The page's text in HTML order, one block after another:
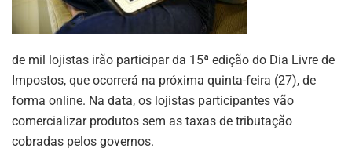
de mil lojistas irão participar da 15ª edição do Dia Livre de
Impostos, que ocorrerá na próxima quinta-feira (27), de
forma online. Na data, os lojistas participantes vão
comercializar produtos sem as taxas de tributação
cobradas pelos governos.